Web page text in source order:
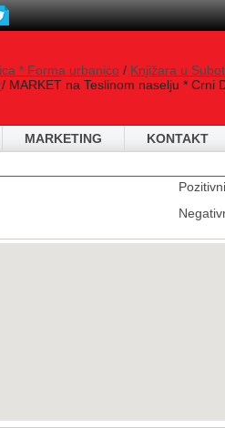
* Forma urbanico / Knjižara u
/ MARKET na Teslinom naselju * Crni
MARKETING KONTAKT